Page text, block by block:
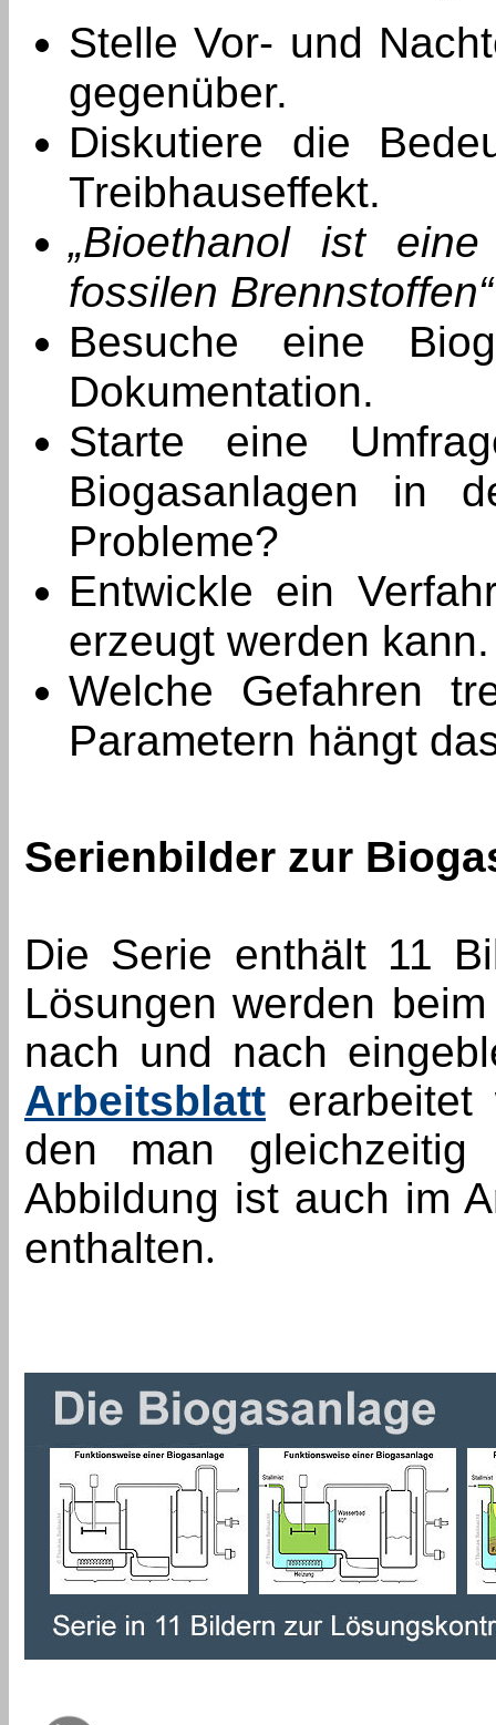
Stelle Vor- und
gegenüber.
Diskutiere die
Treibhauseffekt.
„Bioethanol ist
fossilen Brennstoffen“
Besuche eine
Dokumentation.
Starte eine
Biogasanlagen in
Probleme?
Entwickle ein
erzeugt werden kann.
Welche Gefahren
Parametern hängt
Serienbilder zur
Die Serie enthält 11
Lösungen werden
nach und nach
Arbeitsblatt
den man gleichzeitig
Abbildung ist auch im
enthalten.